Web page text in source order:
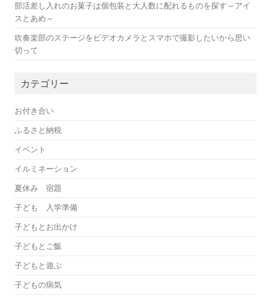
部活差し入れのお菓子は個包装と大人数に配れるものを探す～アイ
スとあめ～
吹奏楽部のステージをビデオカメラとスマホで撮影したいから思い
切って
カテゴリー
お付き合い
ふるさと納税
イベント
イルミネーション
夏休み 宿題
子ども 入学準備
子どもとお出かけ
子どもとご飯
子どもと遊ぶ
子どもの病気